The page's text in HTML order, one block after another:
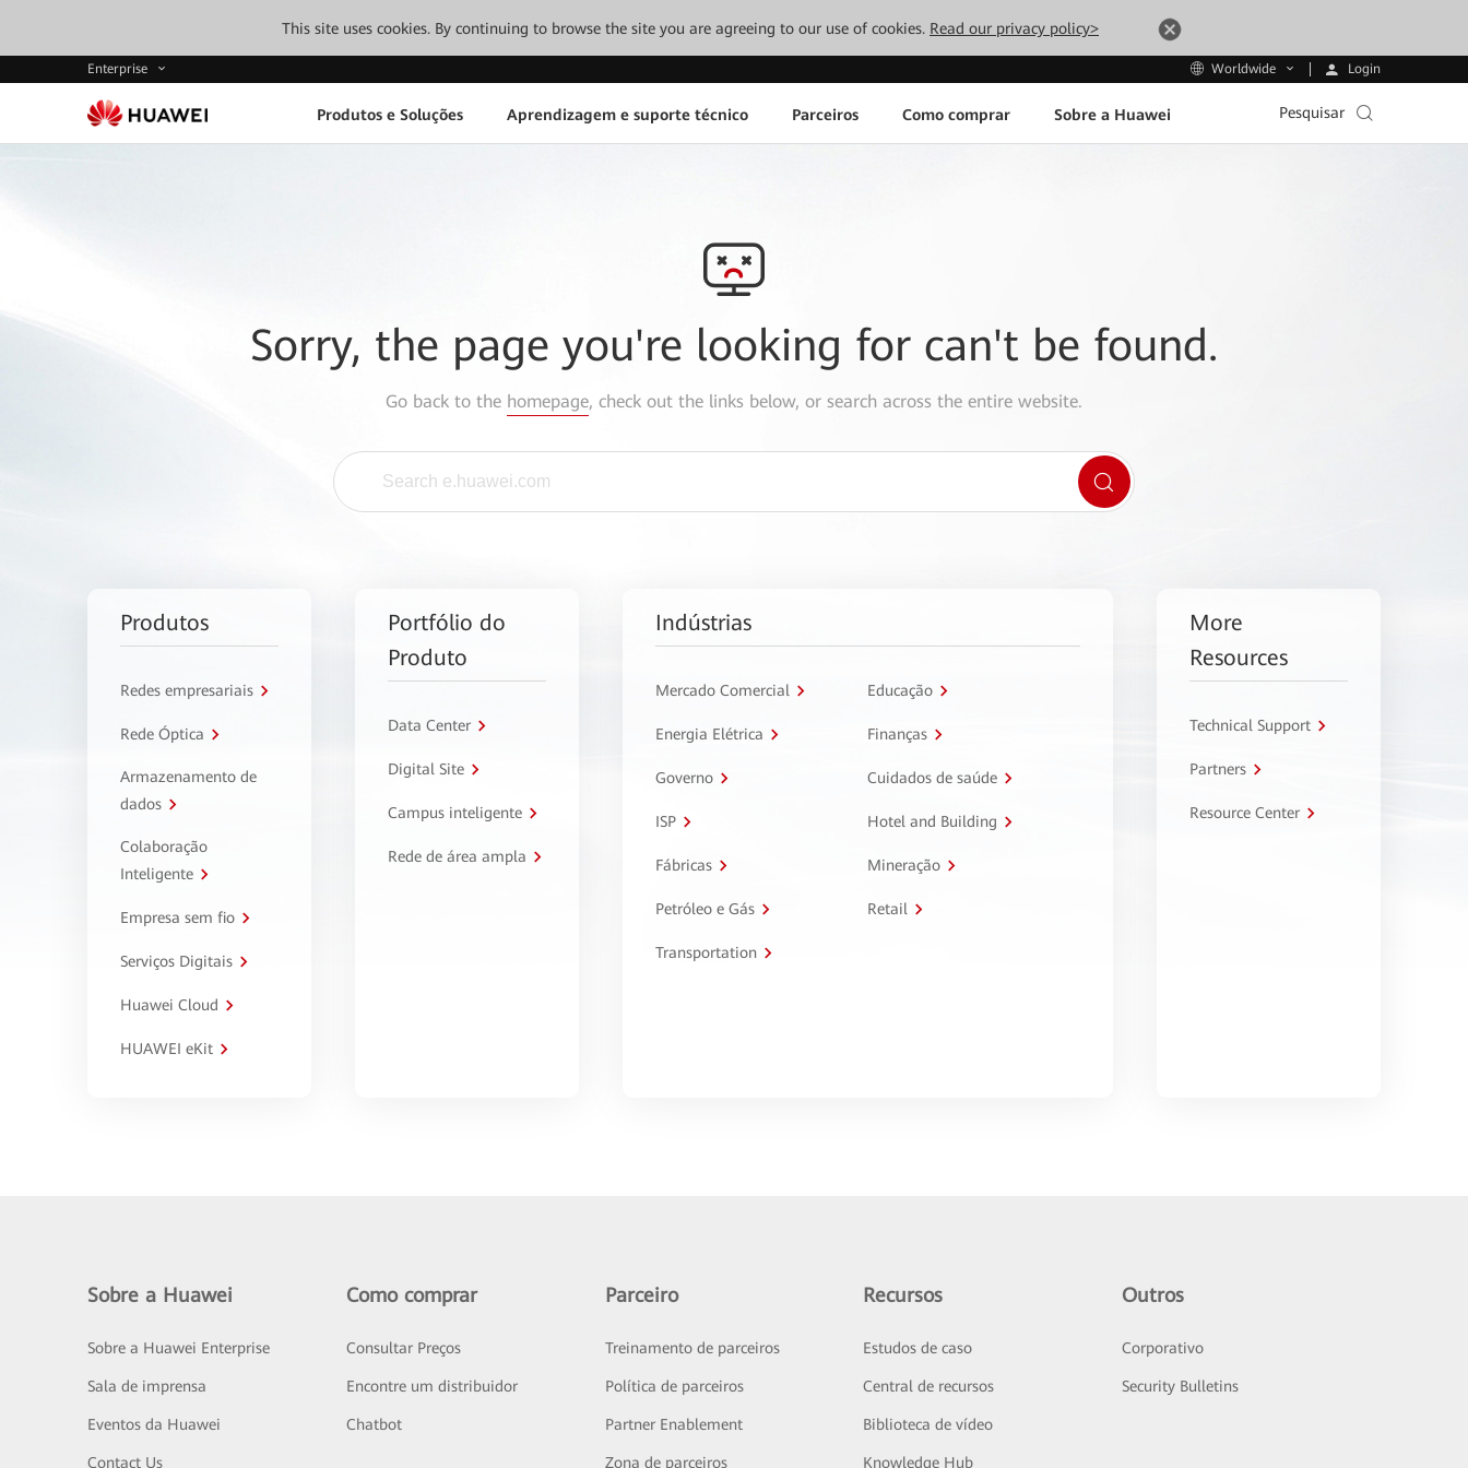
This site uses cookies. By continuing to browse the site you are agreeing to our use of cookies. Read our privacy policy>
Enterprise Worldwide Login
Produtos e Soluções Aprendizagem e suporte técnico Parceiros Como comprar Sobre a Huawei Pesquisar
Sorry, the page you're looking for can't be found.
Go back to the homepage, check out the links below, or search across the entire website.
Produtos
Redes empresariais
Rede Óptica
Armazenamento de
dados
Colaboração
Inteligente
Empresa sem fio
Serviços Digitais
Huawei Cloud
HUAWEI eKit
Portfólio do
Produto
Data Center
Digital Site
Campus inteligente
Rede de área ampla
Indústrias
Mercado Comercial Educação
Energia Elétrica Finanças
Governo Cuidados de saúde
ISP Hotel and Building
Fábricas Mineração
Petróleo e Gás Retail
Transportation
More
Resources
Technical Support
Partners
Resource Center
Sobre a Huawei
Sobre a Huawei Enterprise
Sala de imprensa
Eventos da Huawei
Contact Us
Como comprar
Consultar Preços
Encontre um distribuidor
Chatbot
Parceiro
Treinamento de parceiros
Política de parceiros
Partner Enablement
Zona de parceiros
Recursos
Estudos de caso
Central de recursos
Biblioteca de vídeo
Knowledge Hub
Outros
Corporativo
Security Bulletins